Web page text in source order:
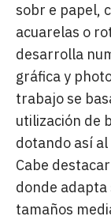
sobr e papel,
acuarelas o
desarrolla
gráfica y
trabajo se
utilización de
dotando así
Cabe
donde adapta
tamaños